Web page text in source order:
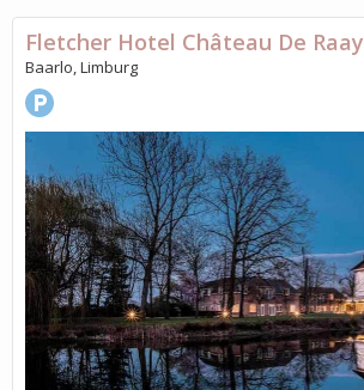
Fletcher Hotel Château De Raay
Baarlo, Limburg